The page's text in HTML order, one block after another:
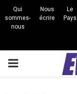
Qui
sommes-
nous
Nous
écrire
Le
Pays
PRIMARY